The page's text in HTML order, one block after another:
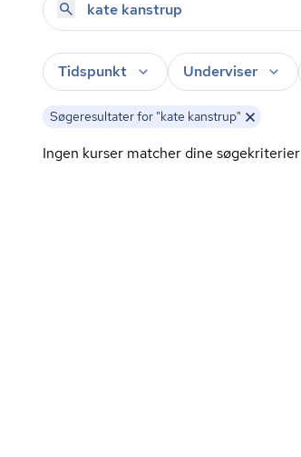
Tidspunkt Underviser
Søgeresultater for "kate kanstrup"
Ingen kurser matcher dine søgekriterier